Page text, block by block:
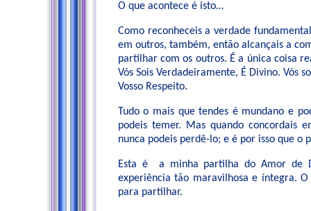
O que acontece é isto…
Como reconheceis a verdade
em outros, também, então alcançais a
partilhar com os outros. É a única coisa
Vós Sois Verdadeiramente, É Divino. Vós
Vosso Respeito.
Tudo o mais que tendes é mundano e
podeis temer. Mas quando concordais
nunca podeis perdê-lo; e é por isso que o
Esta é a minha partilha do Amor de
experiência tão maravilhosa e íntegra.
para partilhar.